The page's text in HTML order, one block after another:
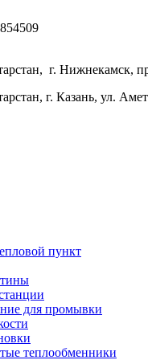
г. Нижнекамск,
г. Казань, ул.
пункт
для промывки
теплообменники